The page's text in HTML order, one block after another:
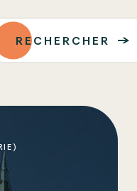
RECHERCHER